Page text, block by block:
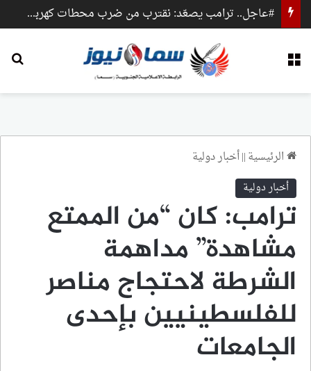
#عاجل.. ترامب يصعّد: نقترب من ضرب محطات كهرباء وجسور داخل إيران
الرئيسية||أخبار دولية
أخبار دولية
ترامب: كان “من الممتع
مشاهدة” مداهمة
الشرطة لاحتجاج مناصر
للفلسطينيين بإحدى
الجامعات